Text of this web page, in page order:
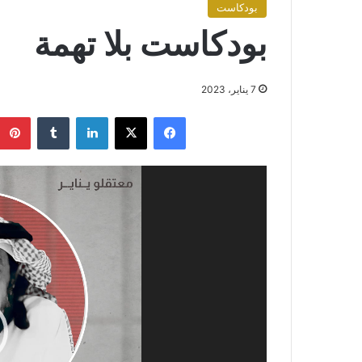
بودكاست
بودكاست بلا تهمة
7 يناير، 2023
فيسبوك X لينكدإن